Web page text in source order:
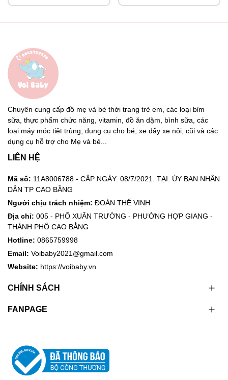
Chuyên cung cấp đồ mẹ và bé thời trang trẻ em, các loại bỉm
sữa, thực phẩm chức năng, vitamin, đồ ăn dặm, bình sữa, các
loại máy móc tiệt trùng, dụng cụ cho bé, xe đẩy xe nôi, cũi và các
dụng cụ hỗ trợ cho Mẹ và bé...
LIÊN HỆ
Mã số: 11A8006788 - CẤP NGÀY: 08/7/2021. TẠI: ỦY BAN NHÂN
DÂN TP CAO BẰNG
Người chịu trách nhiệm: ĐOÀN THẾ VINH
Địa chỉ: 005 - PHỐ XUÂN TRƯỜNG - PHƯỜNG HỢP GIANG -
THÀNH PHỐ CAO BẰNG
Hotline: 0865759998
Email: Voibaby2021@gmail.com
Website: https://voibaby.vn
CHÍNH SÁCH
FANPAGE